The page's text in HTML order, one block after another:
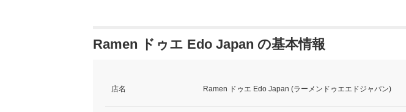
Ramen ドゥエ Edo Japan の基本情報
店名 Ramen ドゥエ Edo Japan (ラーメンドゥエエドジャパン)